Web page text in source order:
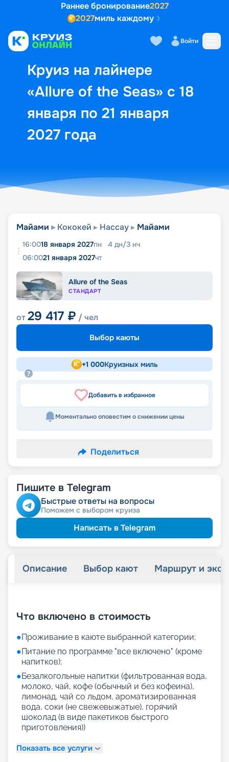
Раннее бронирование2027
2027миль каждому
Войти
Круиз на лайнере
«Allure of the Seas» с 18
января по 21 января
2027 года
Выбор кают Маршрут и
Майами Кококей Нассау Майами
16:0018 января 2027пн 4 дн/3 нч
06:0021 января 2027чт
Allure of the Seas
СТАНДАРТ
от29 417 ₽ / чел
Выбор каюты
+1 000Круизных миль
Добавить в избранное
Моментально оповестим о снижении цены
Поделиться
Пишите в Telegram
Быстрые ответы на вопросы
Поможем с выбором круиза
Написать в Telegram
Описание Выбор кают Маршрут и
Что включено в стоимость
●Проживание в каюте выбранной категории;
●Питание по программе "все включено" (кроме
напитков);
●Безалкогольные напитки (фильтрованная вода,
молоко, чай, кофе (обычный и без кофеина),
лимонад, чай со льдом, ароматизированная
вода, соки (не свежевыжатые), горячий
шоколад (в виде пакетиков быстрого
приготовления))
Показать все услуги